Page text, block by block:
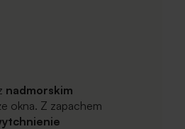
nadmorskim
okna. Z zapachem